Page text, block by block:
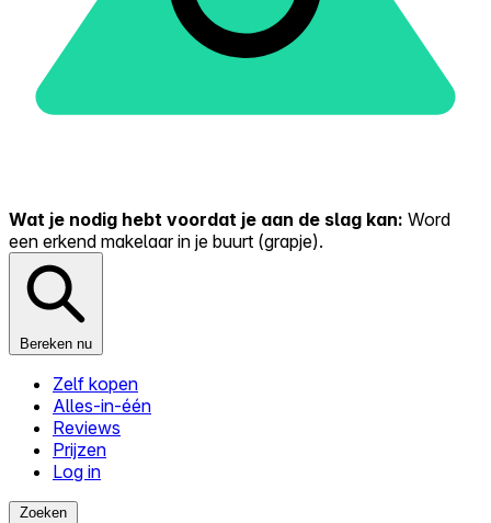
Wat je nodig hebt voordat je aan de slag kan: Word
een erkend makelaar in je buurt (grapje).
Bereken nu
Zelf kopen
Alles-in-één
Reviews
Prijzen
Log in
Zoeken